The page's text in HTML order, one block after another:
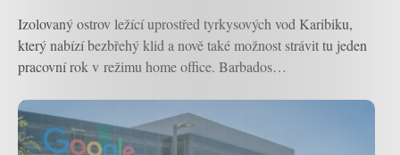
Izolovaný ostrov ležící uprostřed tyrkysových vod Karibiku,
který nabízí bezbřehý klid a nově také možnost strávit tu jeden
pracovní rok v režimu home office. Barbados…